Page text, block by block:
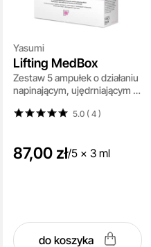
Yasumi
Lifting MedBox
Zestaw 5 ampułek o działaniu
napinającym, ujędrniającym i
5.0 ( 4)
87,00 zł/5 x 3 ml
do koszyka